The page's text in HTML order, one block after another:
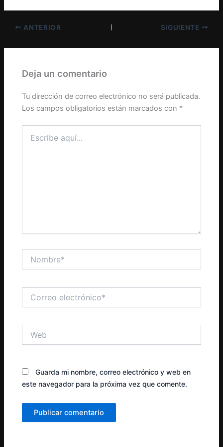
ANTERIOR SIGUIENTE
Deja un comentario
Tu dirección de correo electrónico no será publicada.
Los campos obligatorios están marcados con *
aquí...
electrónico*
Guarda mi nombre, correo electrónico y web en
este navegador para la próxima vez que comente.